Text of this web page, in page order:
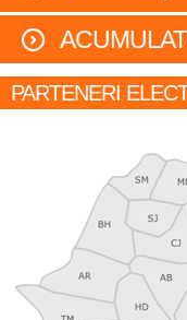
PARTENERI